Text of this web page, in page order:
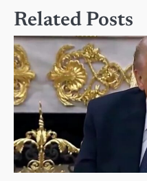
Related Posts